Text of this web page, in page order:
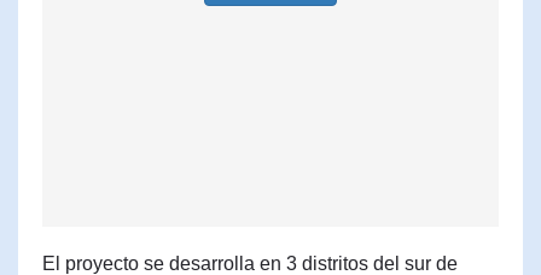
El proyecto se desarrolla en 3 distritos del sur de